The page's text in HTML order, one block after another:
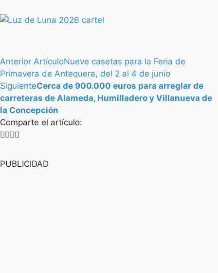
Anterior ArtículoNueve casetas para la Feria de
Primavera de Antequera, del 2 al 4 de junio
SiguienteCerca de 900.000 euros para arreglar de
carreteras de Alameda, Humilladero y Villanueva de
la Concepción
Comparte el artículo:
PUBLICIDAD